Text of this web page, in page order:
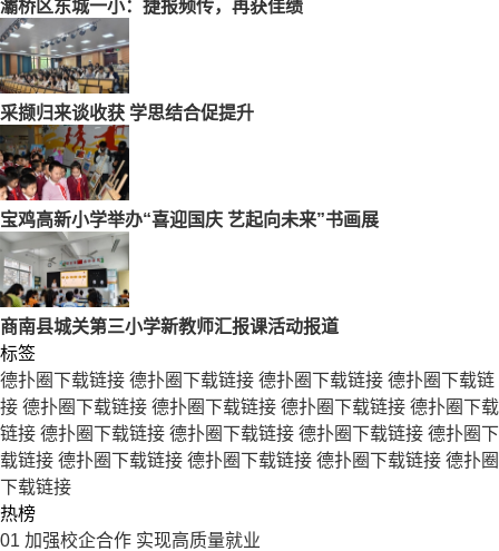
灞桥区东城一小：捷报频传，再获佳绩
采撷归来谈收获 学思结合促提升
宝鸡高新小学举办“喜迎国庆 艺起向未来”书画展
商南县城关第三小学新教师汇报课活动报道
标签
德扑圈下载链接 德扑圈下载链接 德扑圈下载链接 德扑圈下载链
接 德扑圈下载链接 德扑圈下载链接 德扑圈下载链接 德扑圈下载
链接 德扑圈下载链接 德扑圈下载链接 德扑圈下载链接 德扑圈下
载链接 德扑圈下载链接 德扑圈下载链接 德扑圈下载链接 德扑圈
下载链接
热榜
01 加强校企合作 实现高质量就业